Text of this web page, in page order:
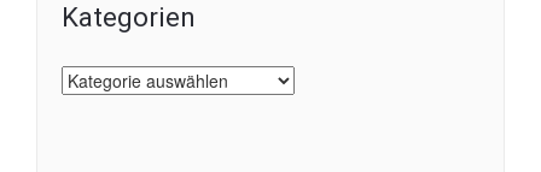
Kategorien
Kategorien